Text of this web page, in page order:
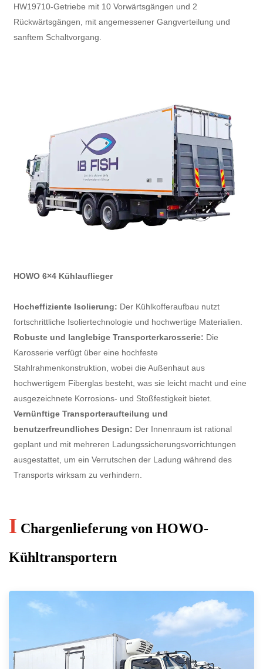
HW19710-Getriebe mit 10 Vorwärtsgängen und 2
Rückwärtsgängen, mit angemessener Gangverteilung und
sanftem Schaltvorgang.
HOWO 6×4 Kühlauflieger
Hocheffiziente Isolierung: Der Kühlkofferaufbau nutzt
fortschrittliche Isoliertechnologie und hochwertige Materialien.
Robuste und langlebige Transporterkarosserie: Die
Karosserie verfügt über eine hochfeste
Stahlrahmenkonstruktion, wobei die Außenhaut aus
hochwertigem Fiberglas besteht, was sie leicht macht und eine
ausgezeichnete Korrosions- und Stoßfestigkeit bietet.
Vernünftige Transporteraufteilung und
benutzerfreundliches Design: Der Innenraum ist rational
geplant und mit mehreren Ladungssicherungsvorrichtungen
ausgestattet, um ein Verrutschen der Ladung während des
Transports wirksam zu verhindern.
I Chargenlieferung von HOWO-
Kühltransportern